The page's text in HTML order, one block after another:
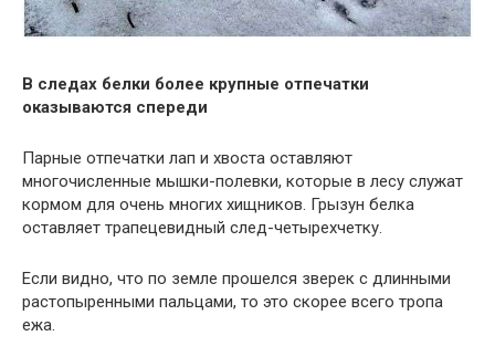
В следах белки более крупные отпечатки
оказываются спереди
Парные отпечатки лап и хвоста оставляют
многочисленные мышки-полевки, которые в лесу служат
кормом для очень многих хищников. Грызун белка
оставляет трапецевидный след-четырехчетку.
Если видно, что по земле прошелся зверек с длинными
растопыренными пальцами, то это скорее всего тропа
ежа.